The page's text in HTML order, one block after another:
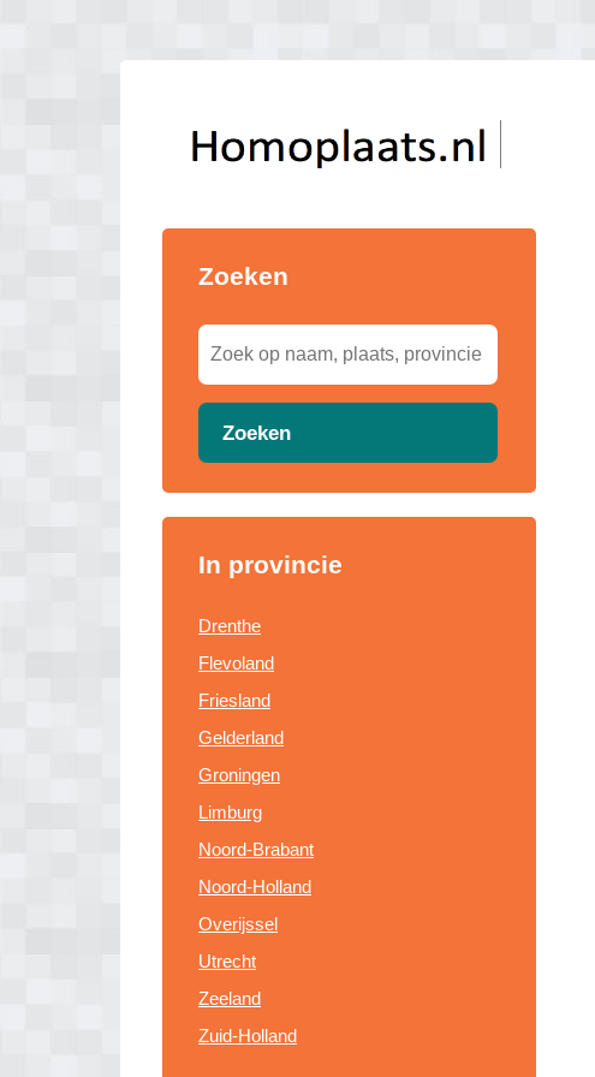
Zoeken
Zoeken
In provincie
Drenthe
Flevoland
Friesland
Gelderland
Groningen
Limburg
Noord-Brabant
Noord-Holland
Overijssel
Utrecht
Zeeland
Zuid-Holland